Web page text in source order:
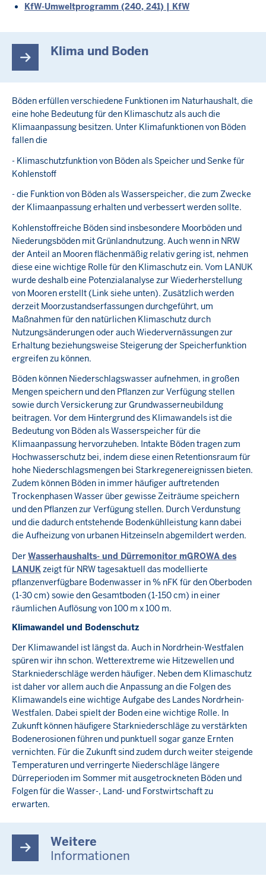
KfW-Umweltprogramm (240, 241) | KfW
Klima und Boden
Böden erfüllen verschiedene Funktionen im Naturhaushalt, die
eine hohe Bedeutung für den Klimaschutz als auch die
Klimaanpassung besitzen. Unter Klimafunktionen von Böden
fallen die
- Klimaschutzfunktion von Böden als Speicher und Senke für
Kohlenstoff
- die Funktion von Böden als Wasserspeicher, die zum Zwecke
der Klimaanpassung erhalten und verbessert werden sollte.
Kohlenstoffreiche Böden sind insbesondere Moorböden und
Niederungsböden mit Grünlandnutzung. Auch wenn in NRW
der Anteil an Mooren flächenmäßig relativ gering ist, nehmen
diese eine wichtige Rolle für den Klimaschutz ein. Vom LANUK
wurde deshalb eine Potenzialanalyse zur Wiederherstellung
von Mooren erstellt (Link siehe unten). Zusätzlich werden
derzeit Moorzustandserfassungen durchgeführt, um
Maßnahmen für den natürlichen Klimaschutz durch
Nutzungsänderungen oder auch Wiedervernässungen zur
Erhaltung beziehungsweise Steigerung der Speicherfunktion
ergreifen zu können.
Böden können Niederschlagswasser aufnehmen, in großen
Mengen speichern und den Pflanzen zur Verfügung stellen
sowie durch Versickerung zur Grundwasserneubildung
beitragen. Vor dem Hintergrund des Klimawandels ist die
Bedeutung von Böden als Wasserspeicher für die
Klimaanpassung hervorzuheben. Intakte Böden tragen zum
Hochwasserschutz bei, indem diese einen Retentionsraum für
hohe Niederschlagsmengen bei Starkregenereignissen bieten.
Zudem können Böden in immer häufiger auftretenden
Trockenphasen Wasser über gewisse Zeiträume speichern
und den Pflanzen zur Verfügung stellen. Durch Verdunstung
und die dadurch entstehende Bodenkühlleistung kann dabei
die Aufheizung von urbanen Hitzeinseln abgemildert werden.
DerWasserhaushalts- und Dürremonitor mGROWA des
LANUKzeigt für NRW tagesaktuell das modellierte
pflanzenverfügbare Bodenwasser in % nFK für den Oberboden
(1-30 cm) sowie den Gesamtboden (1-150 cm) in einer
räumlichen Auflösung von 100 m x 100 m.
Klimawandel und Bodenschutz
Der Klimawandel ist längst da. Auch in Nordrhein-Westfalen
spüren wir ihn schon. Wetterextreme wie Hitzewellen und
Starkniederschläge werden häufiger. Neben dem Klimaschutz
ist daher vor allem auch die Anpassung an die Folgen des
Klimawandels eine wichtige Aufgabe des Landes Nordrhein-
Westfalen. Dabei spielt der Boden eine wichtige Rolle. In
Zukunft können häufigere Starkniederschläge zu verstärkten
Bodenerosionen führen und punktuell sogar ganze Ernten
vernichten. Für die Zukunft sind zudem durch weiter steigende
Temperaturen und verringerte Niederschläge längere
Dürreperioden im Sommer mit ausgetrockneten Böden und
Folgen für die Wasser-, Land- und Forstwirtschaft zu
erwarten.
Weitere
Informationen